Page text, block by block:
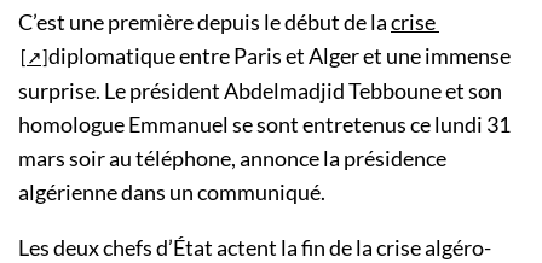
C’est une première depuis le début de lacrise
diplomatique entre Paris et Alger et une immense
surprise. Le président Abdelmadjid Tebboune et son
homologue Emmanuel se sont entretenus ce lundi 31
mars soir au téléphone, annonce la présidence
algérienne dans un communiqué.
Les deux chefs d’État actent la fin de la crise algéro-